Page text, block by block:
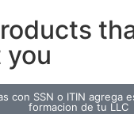
con SSN o ITIN agrega
formacion de tu LLC